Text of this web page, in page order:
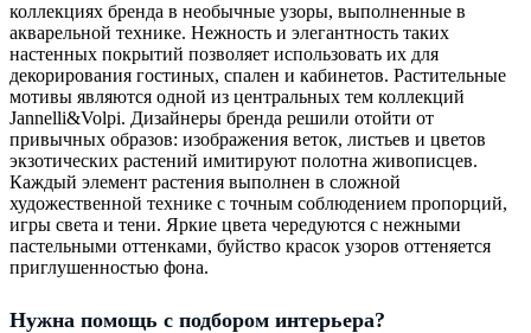
коллекциях бренда в необычные узоры, выполненные в
акварельной технике. Нежность и элегантность таких
настенных покрытий позволяет использовать их для
декорирования гостиных, спален и кабинетов. Растительные
мотивы являются одной из центральных тем коллекций
Jannelli&Volpi. Дизайнеры бренда решили отойти от
привычных образов: изображения веток, листьев и цветов
экзотических растений имитируют полотна живописцев.
Каждый элемент растения выполнен в сложной
художественной технике с точным соблюдением пропорций,
игры света и тени. Яркие цвета чередуются с нежными
пастельными оттенками, буйство красок узоров оттеняется
приглушенностью фона.
Нужна помощь с подбором интерьера?